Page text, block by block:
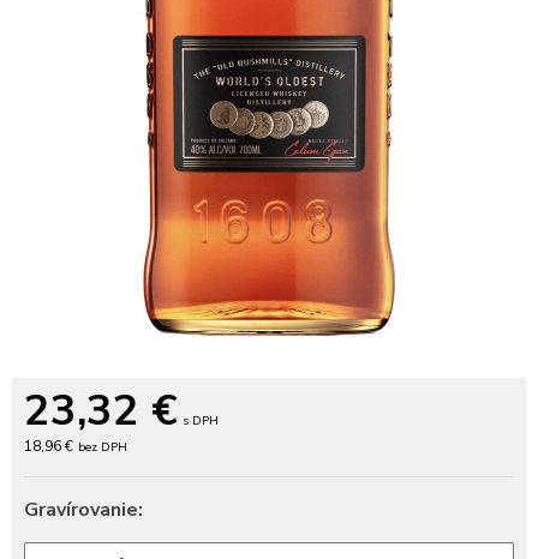
23,32 € s DPH
18,96 € bez DPH
Gravírovanie: